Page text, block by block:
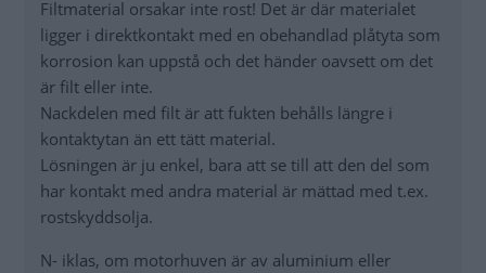
Filtmaterial orsakar inte rost! Det är där materialet
ligger i direktkontakt med en obehandlad plåtyta som
korrosion kan uppstå och det händer oavsett om det
är filt eller inte.
Nackdelen med filt är att fukten behålls längre i
kontaktytan än ett tätt material.
Lösningen är ju enkel, bara att se till att den del som
har kontakt med andra material är mättad med t.ex.
rostskyddsolja.
N- iklas, om motorhuven är av aluminium eller